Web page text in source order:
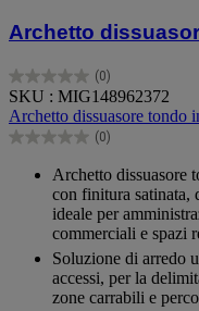
Archetto
(0)
0.0
su
5
stelle.
SKU : MIG148962372
Archetto dissuasore tondo
(0)
0.0
Archetto dissuasore
con finitura satinata,
ideale per
commerciali e spazi
Soluzione di arredo
accessi, per la
zone carrabili e